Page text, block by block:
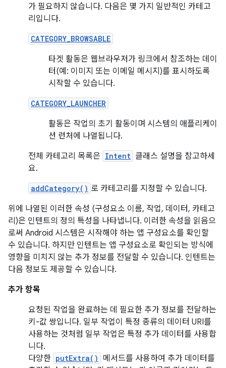
가 필요하지 않습니다. 다음은 몇 가지 일반적인 카테고
리입니다.
CATEGORY_BROWSABLE
타겟 활동은 웹브라우저가 링크에서 참조하는 데이
터(예: 이미지 또는 이메일 메시지)를 표시하도록
시작할 수 있습니다.
CATEGORY_LAUNCHER
활동은 작업의 초기 활동이며 시스템의 애플리케이
션 런처에 나열됩니다.
전체 카테고리 목록은 Intent 클래스 설명을 참고하세
요.
addCategory() 로 카테고리를 지정할 수 있습니다.
위에 나열된 이러한 속성 (구성요소 이름, 작업, 데이터, 카테고
리)은 인텐트의 정의 특성을 나타냅니다. 이러한 속성을 읽음으
로써 Android 시스템은 시작해야 하는 앱 구성요소를 확인할
수 있습니다. 하지만 인텐트는 앱 구성요소로 확인되는 방식에
영향을 미치지 않는 추가 정보를 전달할 수 있습니다. 인텐트는
다음 정보도 제공할 수 있습니다.
추가 항목
요청된 작업을 완료하는 데 필요한 추가 정보를 전달하는
키-값 쌍입니다. 일부 작업이 특정 종류의 데이터 URI를
사용하는 것처럼 일부 작업은 특정 추가 데이터를 사용합
니다.
다양한 putExtra()
메서드를 사용하여 추가 데이터를